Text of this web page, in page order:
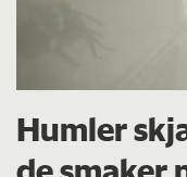
Humler